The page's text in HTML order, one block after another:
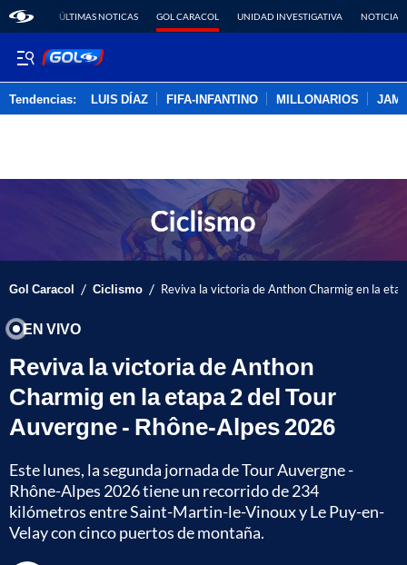
ÚLTIMAS NOTICAS GOL CARACOL UNIDAD INVESTIGATIVA NOTICIAS
Tendencias: LUIS DÍAZ FIFA-INFANTINO MILLONARIOS
Gol Caracol / Ciclismo / Reviva la victoria de Anthon Charmig en la
EN VIVO
Reviva la victoria de Anthon
Charmig en la etapa 2 del Tour
Auvergne - Rhône-Alpes 2026
Este lunes, la segunda jornada de Tour Auvergne -
Rhône-Alpes 2026 tiene un recorrido de 234
kilómetros entre Saint-Martin-le-Vinoux y Le Puy-en-
Velay con cinco puertos de montaña.